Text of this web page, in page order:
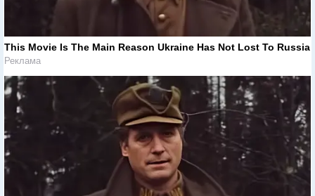
This Movie Is The Main Reason Ukraine Has Not Lost To Russia
Реклама